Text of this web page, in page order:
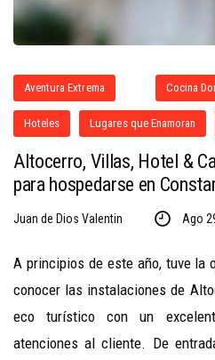
Aventura Extrema Cocina
Hoteles Lugares que Enamoran
Altocerro, Villas, Hotel &
para hospedarse en
Juan de Dios Valentin Ago
A principios de este año, tuve la
conocer las instalaciones de
eco turístico con un
atenciones al cliente. De